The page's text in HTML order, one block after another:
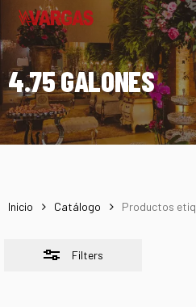
Skip
main
content
4.75 GALONES
Inicio Catálogo Productos
Filters